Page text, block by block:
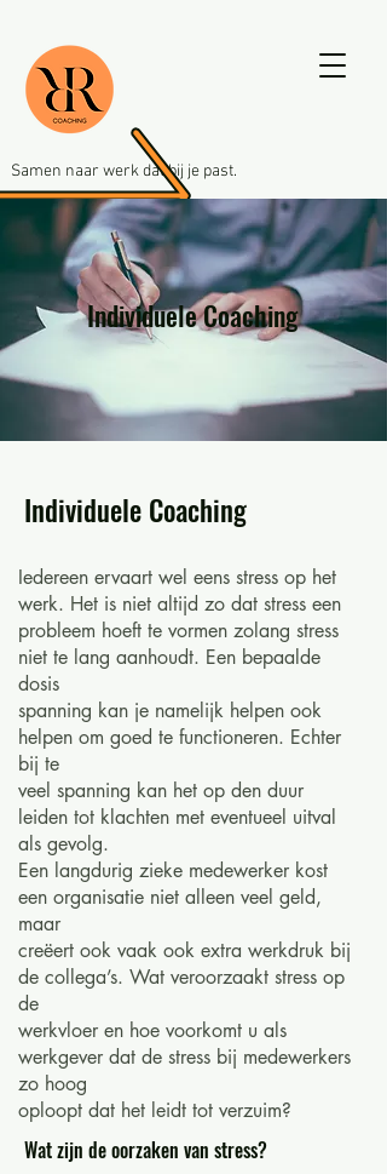
Samen naar werk dat bij je past.
Individuele Coaching
Individuele Coaching
Iedereen ervaart wel eens stress op het
werk. Het is niet altijd zo dat stress een
probleem hoeft te vormen zolang stress
niet te lang aanhoudt. Een bepaalde
dosis
spanning kan je namelijk helpen ook
helpen om goed te functioneren. Echter
bij te
veel spanning kan het op den duur
leiden tot klachten met eventueel uitval
als gevolg.
Een langdurig zieke medewerker kost
een organisatie niet alleen veel geld,
maar
creëert ook vaak ook extra werkdruk bij
de collega’s. Wat veroorzaakt stress op
de
werkvloer en hoe voorkomt u als
werkgever dat de stress bij medewerkers
zo hoog
oploopt dat het leidt tot verzuim?
Wat zijn de oorzaken van stress?